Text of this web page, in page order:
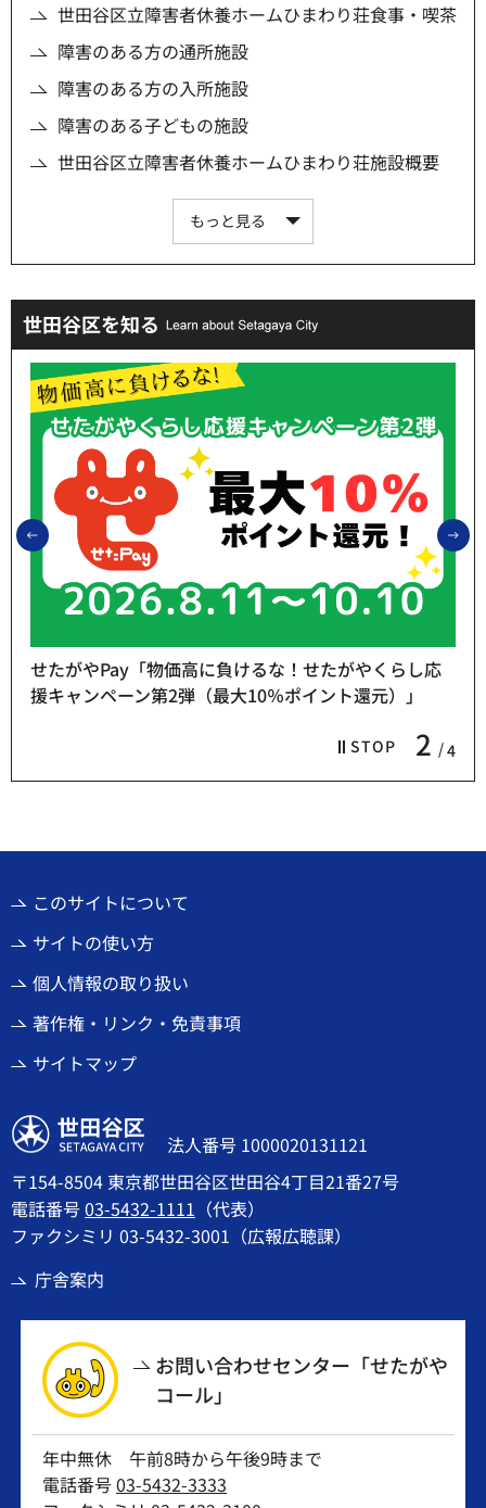
世田谷区立障害者休養ホームひまわり荘食事・喫茶
障害のある方の通所施設
障害のある方の入所施設
障害のある子どもの施設
世田谷区立障害者休養ホームひまわり荘施設概要
もっと見る
世田谷区を知る
前のスライドを表示
STOP 2 4
せたがやPay「物価高に負けるな！せたがやくらし応
援キャンペーン第2弾（最大10％ポイント還元）」
このサイトについて
サイトの使い方
個人情報の取り扱い
著作権・リンク・免責事項
サイトマップ
世田谷区
法人番号 1000020131121
〒154-8504 東京都世田谷区世田谷4丁目21番27号
電話番号03-5432-1111 （代表）
ファクシミリ 03-5432-3001（広報広聴課）
庁舎案内
お問い合わせセンター「せたがや
コール」
年中無休 午前8時から午後9時まで
電話番号03-5432-3333